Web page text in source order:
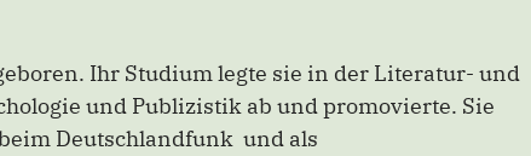
Ihr Studium legte sie in der Literatur- und
und Publizistik ab und promovierte. Sie
Deutschlandfunk und als